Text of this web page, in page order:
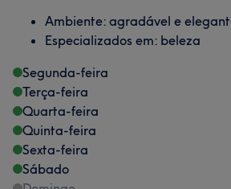
Ambiente: agradável e
Especializados em: beleza
Segunda-feira
Terça-feira
Quarta-feira
Quinta-feira
Sexta-feira
Sábado